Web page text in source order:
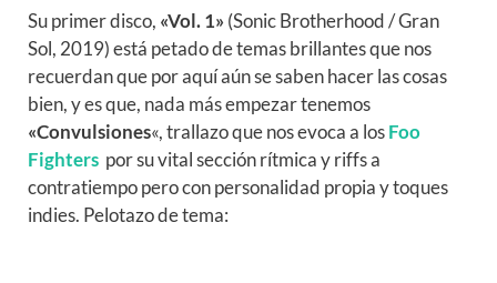
Su primer disco, «Vol. 1» (Sonic Brotherhood / Gran
Sol, 2019) está petado de temas brillantes que nos
recuerdan que por aquí aún se saben hacer las cosas
bien, y es que, nada más empezar tenemos
«Convulsiones«, trallazo que nos evoca a losFoo
Fighters por su vital sección rítmica y riffs a
contratiempo pero con personalidad propia y toques
indies. Pelotazo de tema: